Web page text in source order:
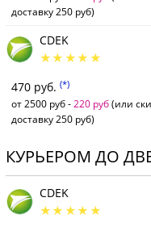
доставку 250 руб)
CDEK
470 руб. (*)
от 2500 руб -220 руб(или
доставку 250 руб)
КУРЬЕРОМ ДО
CDEK